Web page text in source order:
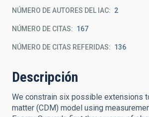
NÚMERO DE AUTORES DEL IAC 2
NÚMERO DE CITAS 167
NÚMERO DE CITAS REFERIDAS 136
Descripción
We constrain six possible extensions
matter (CDM) model using